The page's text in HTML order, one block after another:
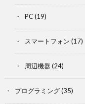
PC(19)
スマートフォン (17)
周辺機器 (24)
プログラミング(35)